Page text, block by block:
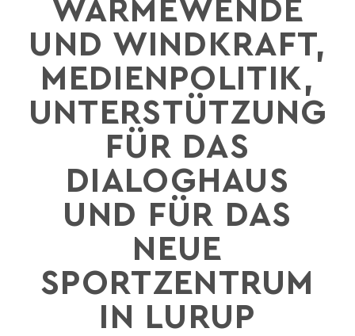
ÄRMEWENDE U
ND WINDKRAFT, M
EDIENPOLITIK, U
NTERSTÜTZUNG F
ÜR DAS D
IALOGHAUS U
ND FÜR DAS N
EUE S
PORTZENTRUM I
N LURUP